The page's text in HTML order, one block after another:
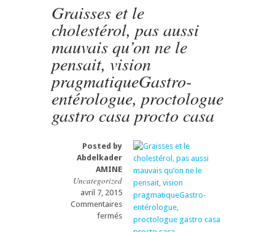
entérologue,
proctologue
gastro
casa
procto
casa
Graisses et le
cholestérol, pas aussi
mauvais qu’on ne le
pensait, vision
pragmatiqueGastro-
entérologue, proctologue
gastro casa procto casa
Posted by
Abdelkader
AMINE
Uncategorized
avril 7, 2015
Commentaires
ferméssur
Graisses